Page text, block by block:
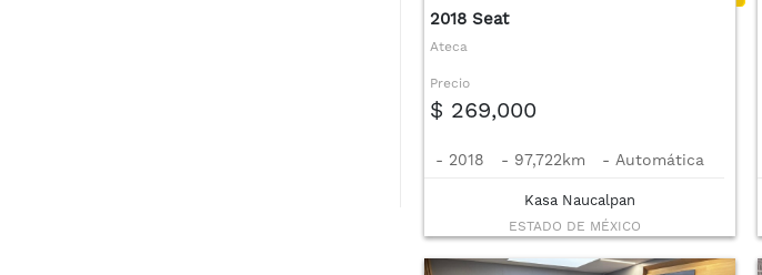
2018 Seat
Ateca
Precio
$ 269,000
- 2018 - 97,722km - Automática
Kasa Naucalpan
ESTADO DE MÉXICO